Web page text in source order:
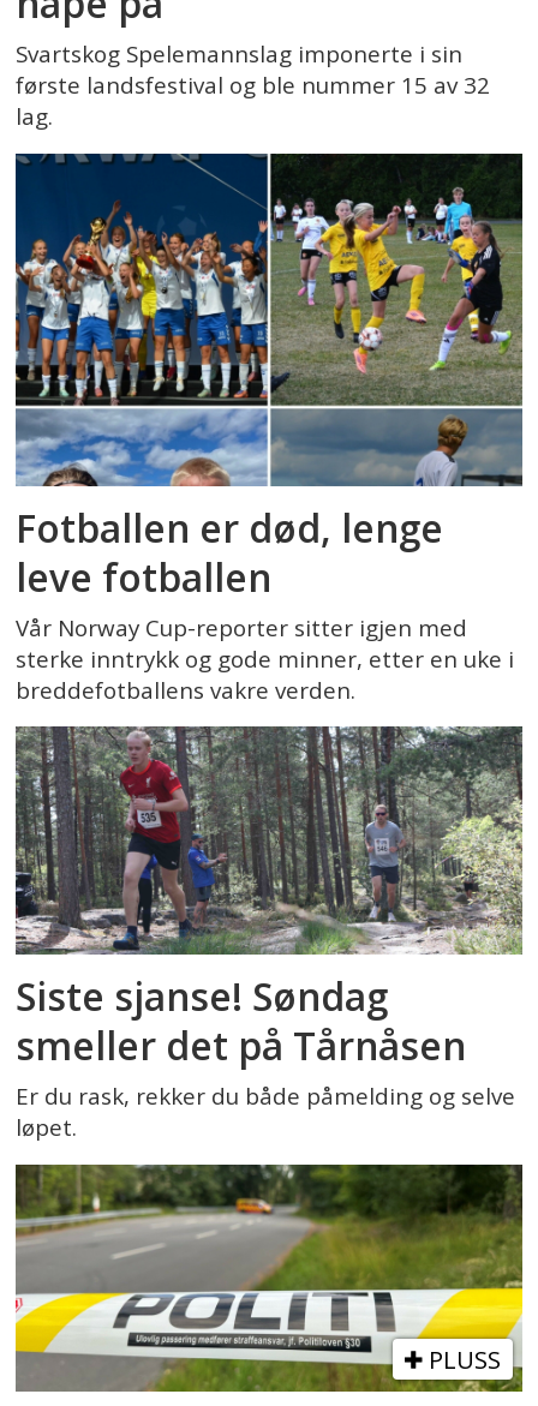
Svartskog Spelemannslag imponerte i sin
første landsfestival og ble nummer 15 av 32
lag.
Fotballen er død, lenge
leve fotballen
Vår Norway Cup-reporter sitter igjen med
sterke inntrykk og gode minner, etter en uke i
breddefotballens vakre verden.
Siste sjanse! Søndag
smeller det på Tårnåsen
Er du rask, rekker du både påmelding og selve
løpet.
PLUSS